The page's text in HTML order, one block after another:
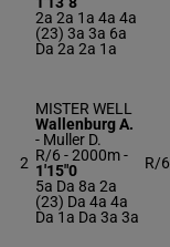
2a 2a 1a 4a 4a
(23) 3a 3a 6a
Da 2a 2a 1a
2
MISTER WELL
Wallenburg A.
- Muller D.
R/6 - 2000m-
1'15"0
5a Da 8a 2a
(23) Da 4a 4a
Da 1a Da 3a 3a
R/6